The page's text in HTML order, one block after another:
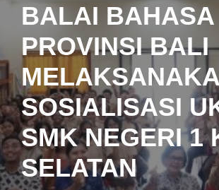
BALAI BAHASA
PROVINSI BALI
SOSIALISASI
SMK NEGERI 1
SELATAN